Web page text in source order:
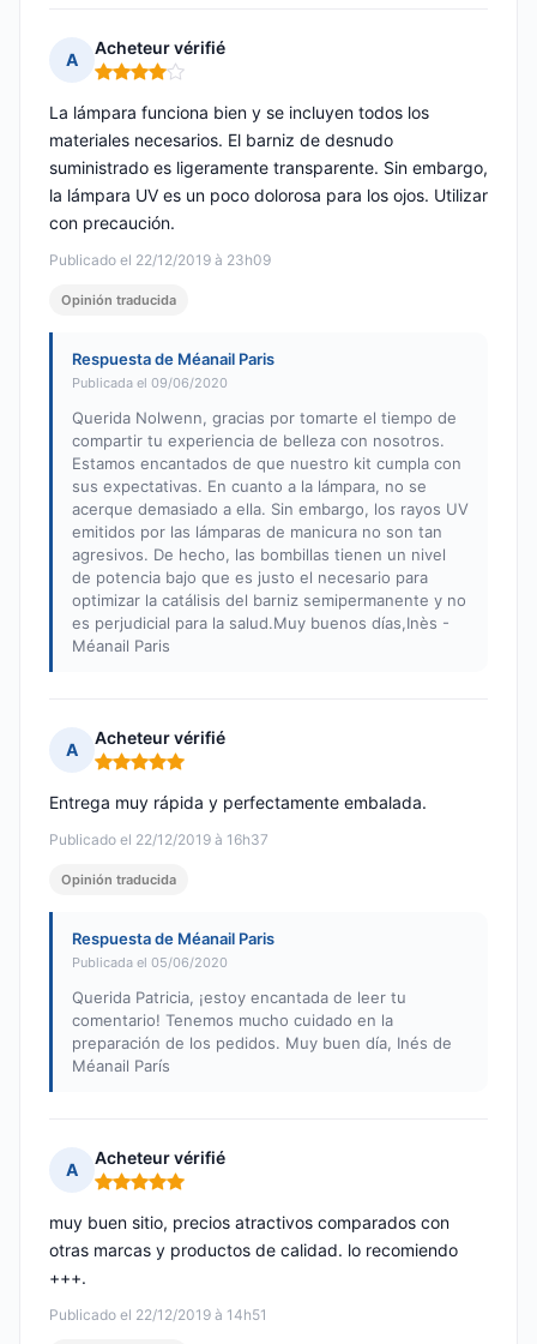
A
Acheteur vérifié
Nota: 4 de 5
Publicado el 22/12/2019 à 23h09
La lámpara funciona bien y se incluyen todos los
materiales necesarios. El barniz de desnudo
suministrado es ligeramente transparente. Sin embargo,
la lámpara UV es un poco dolorosa para los ojos. Utilizar
con precaución.
Opinión traducida
Respuesta de Méanail Paris
Publicada el 09/06/2020
Querida Nolwenn, gracias por tomarte el tiempo de
compartir tu experiencia de belleza con nosotros.
Estamos encantados de que nuestro kit cumpla con
sus expectativas. En cuanto a la lámpara, no se
acerque demasiado a ella. Sin embargo, los rayos UV
emitidos por las lámparas de manicura no son tan
agresivos. De hecho, las bombillas tienen un nivel
de potencia bajo que es justo el necesario para
optimizar la catálisis del barniz semipermanente y no
es perjudicial para la salud.Muy buenos días,Inès -
Méanail Paris
A
Acheteur vérifié
Nota: 5 de 5
Publicado el 22/12/2019 à 16h37
Entrega muy rápida y perfectamente embalada.
Opinión traducida
Respuesta de Méanail Paris
Publicada el 05/06/2020
Querida Patricia, ¡estoy encantada de leer tu
comentario! Tenemos mucho cuidado en la
preparación de los pedidos. Muy buen día, Inés de
Méanail París
A
Acheteur vérifié
Nota: 5 de 5
Publicado el 22/12/2019 à 14h51
muy buen sitio, precios atractivos comparados con
otras marcas y productos de calidad. lo recomiendo
+++.